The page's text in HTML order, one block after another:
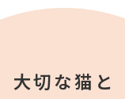
大切な猫と